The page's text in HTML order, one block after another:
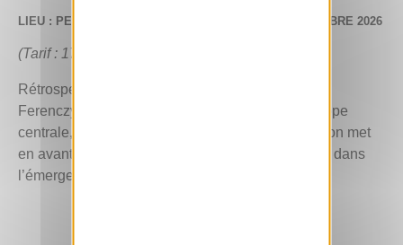
LIEU : PETIT PALAIS, PARIS 8 – JUSQU’AU 6 SEPTEMBRE 2026
(Tarif : 17 €)
Rétrospective au Petit Palais consacrée à Károly
Ferenczy, peintre majeur de la modernité en Europe
centrale, encore peu connu en France. L’exposition met
en avant la diversité de son œuvre et son rôle clé dans
l’émergence d’un art moderne en Hongrie.